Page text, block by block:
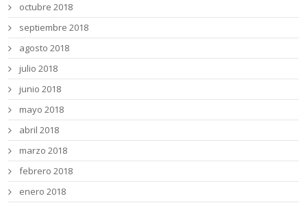
octubre 2018
septiembre 2018
agosto 2018
julio 2018
junio 2018
mayo 2018
abril 2018
marzo 2018
febrero 2018
enero 2018